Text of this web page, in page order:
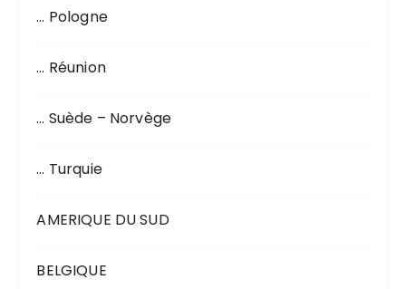
… Pologne
… Réunion
… Suède – Norvège
… Turquie
AMERIQUE DU SUD
BELGIQUE